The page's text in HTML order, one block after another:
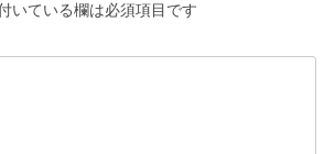
いている欄は必須項目です